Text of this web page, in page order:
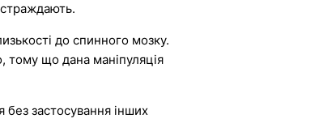
страждають.
до спинного мозку.
тому що дана маніпуляція
без застосування інших